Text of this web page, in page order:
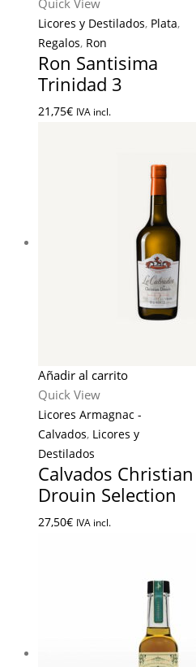
Quick View
Licores y Destilados, Plata,
Regalos, Ron
Ron Santisima
Trinidad 3
21,75€ IVA incl.
Añadir al carrito
Quick View
Licores Armagnac -
Calvados, Licores y
Destilados
Calvados Christian
Drouin Selection
27,50€ IVA incl.